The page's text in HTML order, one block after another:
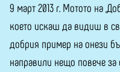
9 март 2013 г. Мотото на
което искаш да видиш в
добрия пример на онези
направили нещо повече за